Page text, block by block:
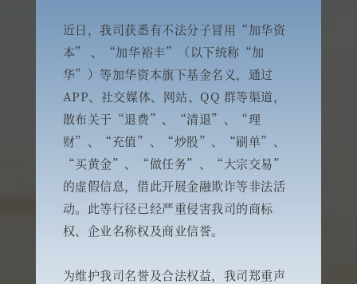
近⽇，我司获悉有不法分⼦冒用“加华资
本” 、“加华裕丰”（以下统称“加
华”）等加华资本旗下基金名义，通过
APP、社交媒体、网站、QQ 群等渠道，
散布关于“退费”、“清退”、“理
财”、“充值”、“炒股”、“刷单”、
“买黄金”、“做任务”、“大宗交易”
的虚假信息，借此开展金融欺诈等非法活
动。此等行径已经严重侵害我司的商标
权、企业名称权及商业信誉。
为维护我司名誉及合法权益，我司郑重声